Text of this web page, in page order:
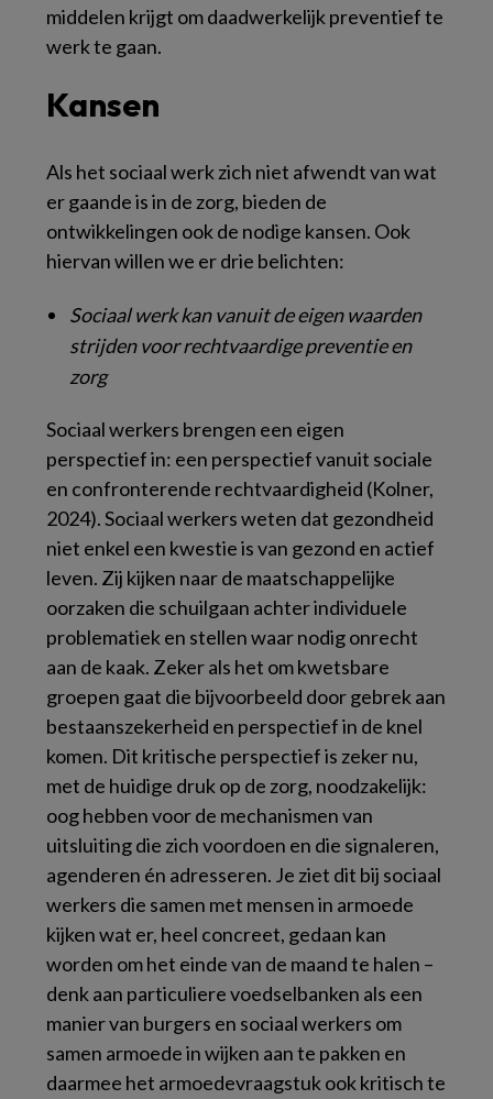
middelen krijgt om daadwerkelijk preventief te
werk te gaan.
Kansen
Als het sociaal werk zich niet afwendt van wat
er gaande is in de zorg, bieden de
ontwikkelingen ook de nodige kansen. Ook
hiervan willen we er drie belichten:
Sociaal werk kan vanuit de eigen waarden
strijden voor rechtvaardige preventie en
zorg
Sociaal werkers brengen een eigen
perspectief in: een perspectief vanuit sociale
en confronterende rechtvaardigheid (Kolner,
2024). Sociaal werkers weten dat gezondheid
niet enkel een kwestie is van gezond en actief
leven. Zij kijken naar de maatschappelijke
oorzaken die schuilgaan achter individuele
problematiek en stellen waar nodig onrecht
aan de kaak. Zeker als het om kwetsbare
groepen gaat die bijvoorbeeld door gebrek aan
bestaanszekerheid en perspectief in de knel
komen. Dit kritische perspectief is zeker nu,
met de huidige druk op de zorg, noodzakelijk:
oog hebben voor de mechanismen van
uitsluiting die zich voordoen en die signaleren,
agenderen én adresseren. Je ziet dit bij sociaal
werkers die samen met mensen in armoede
kijken wat er, heel concreet, gedaan kan
worden om het einde van de maand te halen –
denk aan particuliere voedselbanken als een
manier van burgers en sociaal werkers om
samen armoede in wijken aan te pakken en
daarmee het armoedevraagstuk ook kritisch te